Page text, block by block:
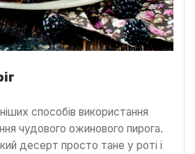
способів використання
чудового ожинового пирога.
десерт просто тане у роті і